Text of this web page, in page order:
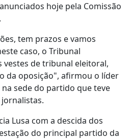
hoje pela Comissão
tem prazos e vamos
caso, o Tribunal
vestes de tribunal eleitoral,
da oposição", afirmou o líder
sede do partido que teve
Lusa com a descida dos
do principal partido da